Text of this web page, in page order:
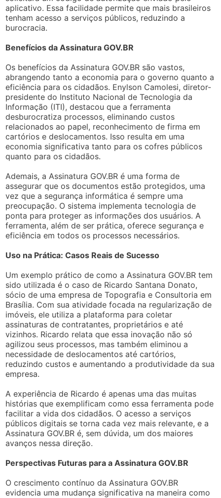
aplicativo. Essa facilidade permite que mais brasileiros
tenham acesso a serviços públicos, reduzindo a
burocracia.
Benefícios da Assinatura GOV.BR
Os benefícios da Assinatura GOV.BR são vastos,
abrangendo tanto a economia para o governo quanto a
eficiência para os cidadãos. Enylson Camolesi, diretor-
presidente do Instituto Nacional de Tecnologia da
Informação (ITI), destacou que a ferramenta
desburocratiza processos, eliminando custos
relacionados ao papel, reconhecimento de firma em
cartórios e deslocamentos. Isso resulta em uma
economia significativa tanto para os cofres públicos
quanto para os cidadãos.
Ademais, a Assinatura GOV.BR é uma forma de
assegurar que os documentos estão protegidos, uma
vez que a segurança informática é sempre uma
preocupação. O sistema implementa tecnologia de
ponta para proteger as informações dos usuários. A
ferramenta, além de ser prática, oferece segurança e
eficiência em todos os processos necessários.
Uso na Prática: Casos Reais de Sucesso
Um exemplo prático de como a Assinatura GOV.BR tem
sido utilizada é o caso de Ricardo Santana Donato,
sócio de uma empresa de Topografia e Consultoria em
Brasília. Com sua atividade focada na regularização de
imóveis, ele utiliza a plataforma para coletar
assinaturas de contratantes, proprietários e até
vizinhos. Ricardo relata que essa inovação não só
agilizou seus processos, mas também eliminou a
necessidade de deslocamentos até cartórios,
reduzindo custos e aumentando a produtividade da sua
empresa.
A experiência de Ricardo é apenas uma das muitas
histórias que exemplificam como essa ferramenta pode
facilitar a vida dos cidadãos. O acesso a serviços
públicos digitais se torna cada vez mais relevante, e a
Assinatura GOV.BR é, sem dúvida, um dos maiores
avanços nessa direção.
Perspectivas Futuras para a Assinatura GOV.BR
O crescimento contínuo da Assinatura GOV.BR
evidencia uma mudança significativa na maneira como